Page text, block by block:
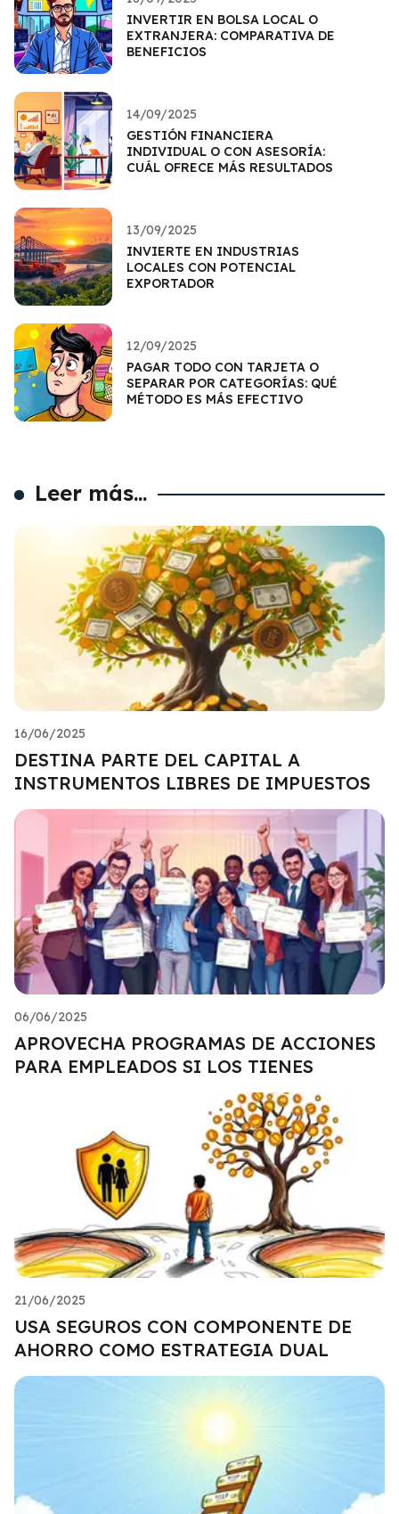
INVERTIR EN BOLSA LOCAL O
EXTRANJERA: COMPARATIVA DE
BENEFICIOS
14/09/2025
GESTIÓN FINANCIERA
INDIVIDUAL O CON ASESORÍA:
CUÁL OFRECE MÁS RESULTADOS
13/09/2025
INVIERTE EN INDUSTRIAS
LOCALES CON POTENCIAL
EXPORTADOR
12/09/2025
PAGAR TODO CON TARJETA O
SEPARAR POR CATEGORÍAS: QUÉ
MÉTODO ES MÁS EFECTIVO
Leer más...
16/06/2025
DESTINA PARTE DEL CAPITAL A
INSTRUMENTOS LIBRES DE IMPUESTOS
06/06/2025
APROVECHA PROGRAMAS DE ACCIONES
PARA EMPLEADOS SI LOS TIENES
21/06/2025
USA SEGUROS CON COMPONENTE DE
AHORRO COMO ESTRATEGIA DUAL